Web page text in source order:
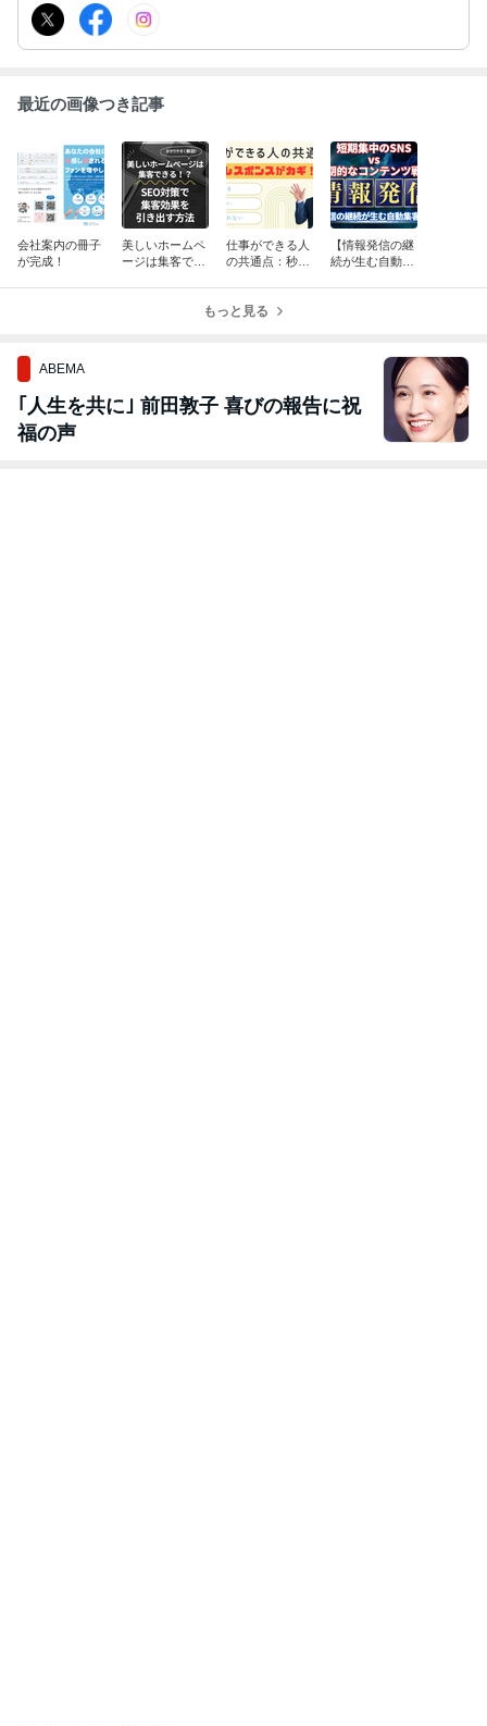
ジ制作も可能！
最近の画像つき記事
会社案内の冊子
が完成！
美しいホームペ
ージは集客でき
仕事ができる人
の共通点：秒速
【情報発信の継
続が生む自動集
もっと見る
ABEMA
｢人生を共に｣ 前田敦子 喜びの報告に祝
福の声